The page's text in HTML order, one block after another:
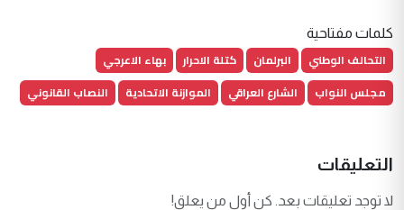
كلمات مفتاحية
التحالف الوطني البرلمان كتلة الاحرار
بهاء الاعرجي
مجلس النواب
الشارع العراقي الموازنة الاتحادية النصاب القانوني
التعليقات
لا توجد تعليقات بعد. كن أول من يعلق!